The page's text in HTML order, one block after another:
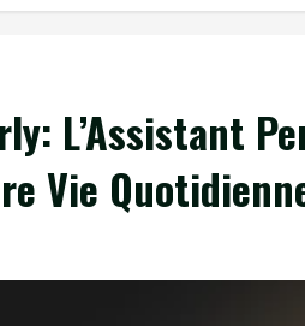
L’Assistant
Vie